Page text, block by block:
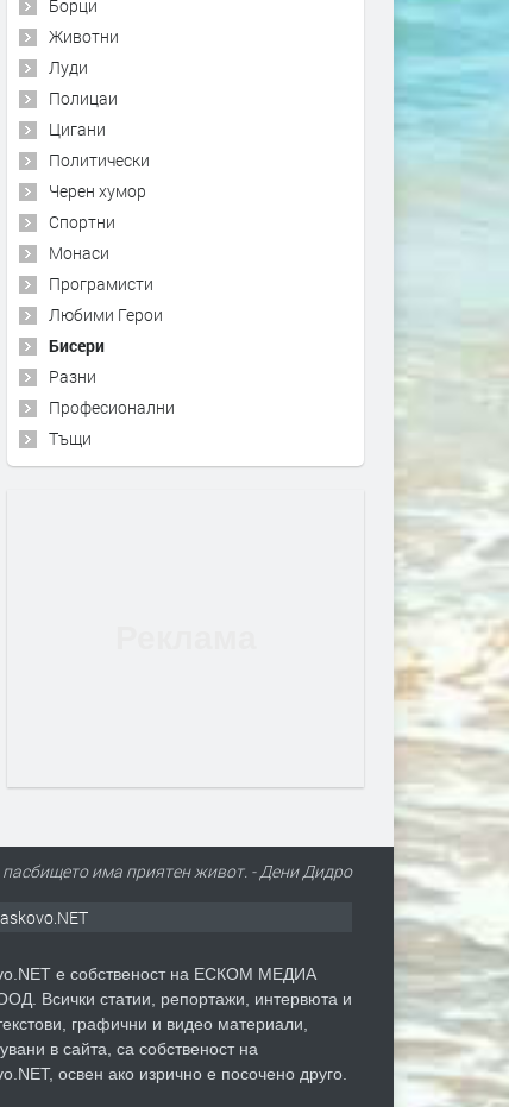
Борци
Животни
Луди
Полицаи
Цигани
Политически
Черен хумор
Спортни
Монаси
Програмисти
Любими Герои
Бисери
Разни
Професионални
Тъщи
има приятен живот. - Дени Дидро
е собственост на ЕСКОМ МЕДИА
Всички статии, репортажи, интервюта и
графични и видео материали,
в сайта, са собственост на
освен ако изрично е посочено друго.